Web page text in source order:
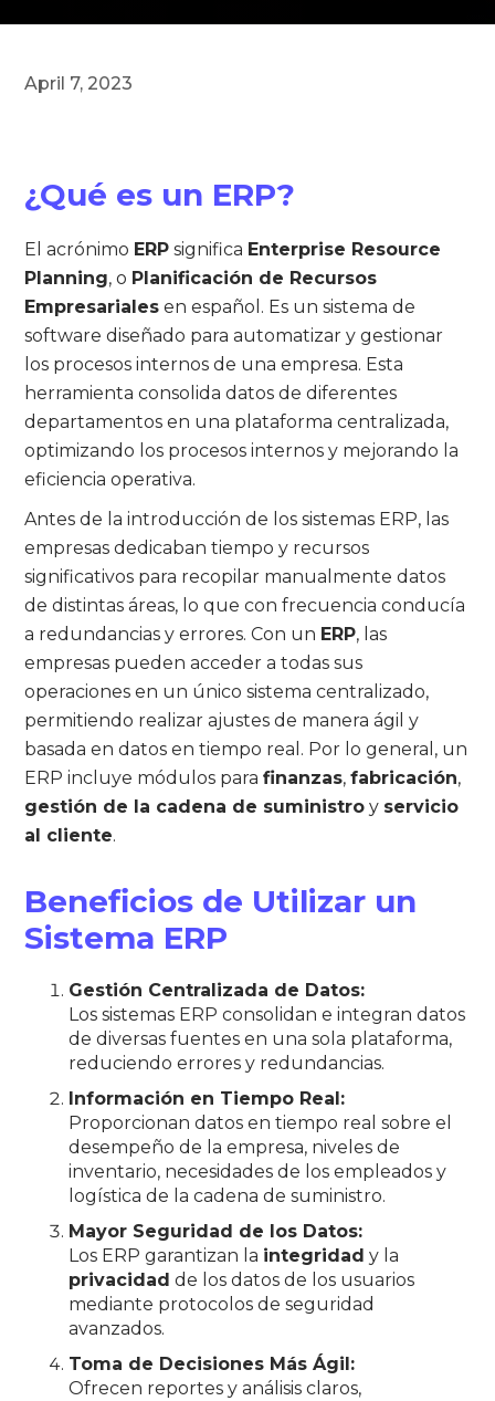
April 7, 2023
¿Qué es un ERP?
El acrónimo ERP significa Enterprise Resource
Planning, o Planificación de Recursos
Empresariales en español. Es un sistema de
software diseñado para automatizar y gestionar
los procesos internos de una empresa. Esta
herramienta consolida datos de diferentes
departamentos en una plataforma centralizada,
optimizando los procesos internos y mejorando la
eficiencia operativa.
Antes de la introducción de los sistemas ERP, las
empresas dedicaban tiempo y recursos
significativos para recopilar manualmente datos
de distintas áreas, lo que con frecuencia conducía
a redundancias y errores. Con un ERP, las
empresas pueden acceder a todas sus
operaciones en un único sistema centralizado,
permitiendo realizar ajustes de manera ágil y
basada en datos en tiempo real. Por lo general, un
ERP incluye módulos parafinanzas,fabricación,
gestión de la cadena de suministro y servicio
al cliente.
Beneficios de Utilizar un
Sistema ERP
Gestión Centralizada de Datos:
Los sistemas ERP consolidan e integran datos
de diversas fuentes en una sola plataforma,
reduciendo errores y redundancias.
Información en Tiempo Real:
Proporcionan datos en tiempo real sobre el
desempeño de la empresa, niveles de
inventario, necesidades de los empleados y
logística de la cadena de suministro.
Mayor Seguridad de los Datos:
Los ERP garantizan la integridad y la
privacidad de los datos de los usuarios
mediante protocolos de seguridad
avanzados.
Toma de Decisiones Más Ágil:
Ofrecen reportes y análisis claros,